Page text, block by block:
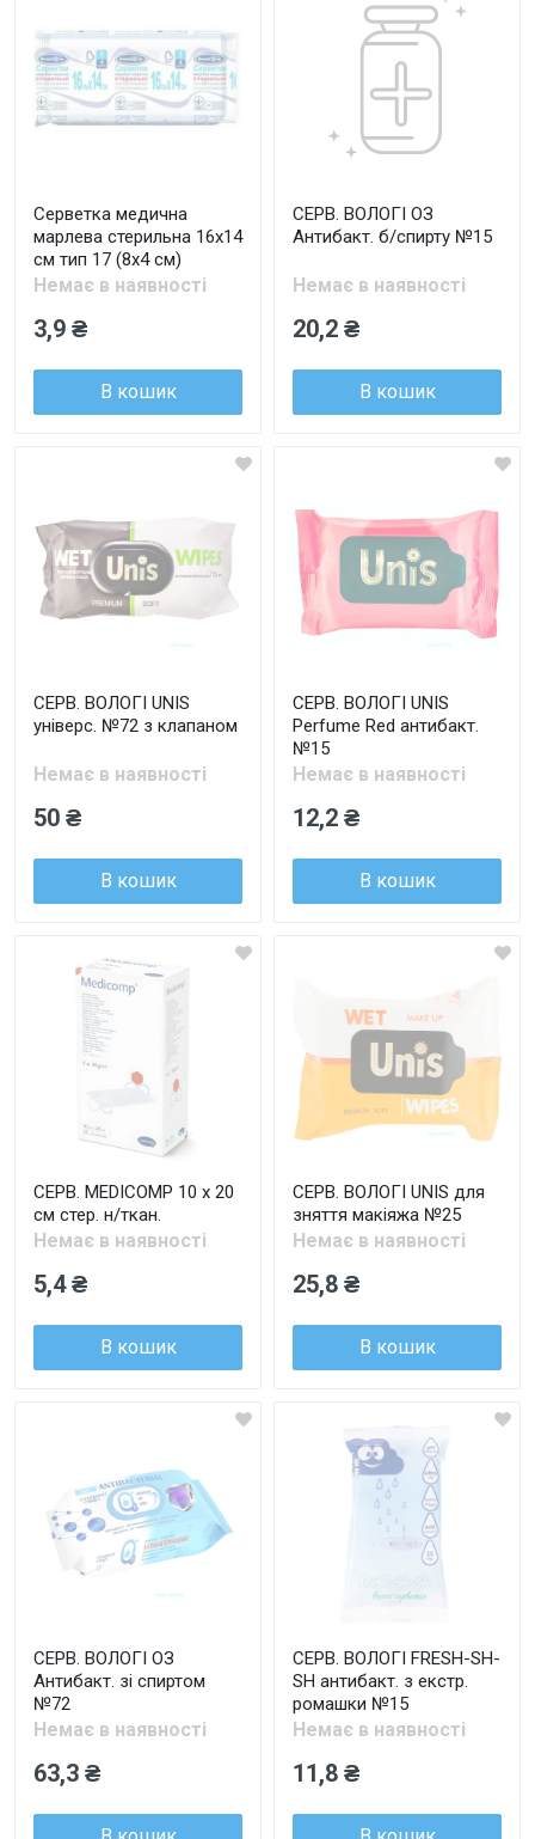
Серветка медична
марлева стерильна 16х14
см тип 17 (8х4 см)
Немає в наявності
3,9 ₴
В кошик
СЕРВ. ВОЛОГІ ОЗ
Антибакт. б/спирту №15
Немає в наявності
20,2 ₴
В кошик
СЕРВ. ВОЛОГІ UNIS
універс. №72 з клапаном
Немає в наявності
50 ₴
В кошик
СЕРВ. ВОЛОГІ UNIS
Perfume Red антибакт.
№15
Немає в наявності
12,2 ₴
В кошик
СЕРВ. MEDICOMP 10 х 20
см стер. н/ткан.
Немає в наявності
5,4 ₴
В кошик
СЕРВ. ВОЛОГІ UNIS для
зняття макіяжа №25
Немає в наявності
25,8 ₴
В кошик
СЕРВ. ВОЛОГІ ОЗ
Антибакт. зі спиртом
№72
Немає в наявності
63,3 ₴
СЕРВ. ВОЛОГІ FRESH-SH-
SH антибакт. з екстр.
ромашки №15
Немає в наявності
11,8 ₴